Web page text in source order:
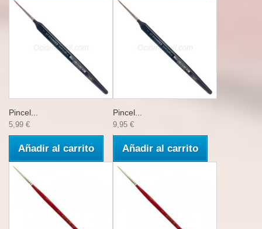
Pincel...
5,99 €
Añadir al carrito
Pincel...
9,95 €
Añadir al carrito